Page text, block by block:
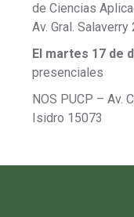
de Ciencias
Av. Gral.
El martes 17 de
presenciales
NOS PUCP – Av.
Isidro 15073